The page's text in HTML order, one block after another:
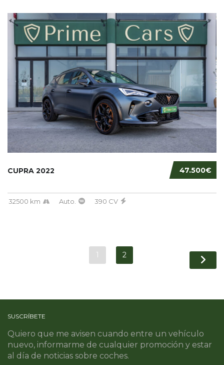
47.500€
CUPRA 2022
32500 km Auto. 390 CV
1 2
SUSCRÍBETE
Quiero que me avisen cuando entre un vehículo
nuevo, informarme de cualquier promoción y estar
al día de noticias sobre coches.